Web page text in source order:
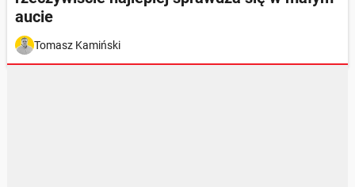
aucie
Tomasz Kamiński